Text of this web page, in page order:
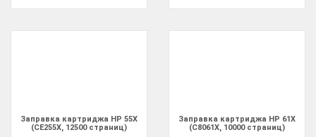
Заправка картриджа HP 55X
(CE255X, 12500 страниц)
Заправка картриджа HP 61X
(C8061X, 10000 страниц)